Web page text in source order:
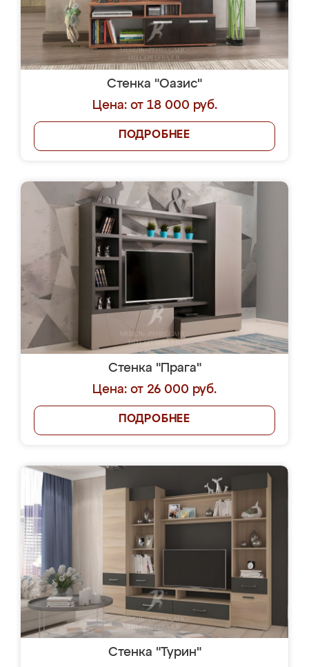
Стенка "Оазис"
Цена: от 18 000 руб.
ПОДРОБНЕЕ
Стенка "Прага"
Цена: от 26 000 руб.
ПОДРОБНЕЕ
Стенка "Турин"